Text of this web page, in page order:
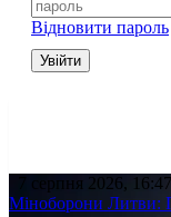
Відновити пароль
Увійти
7 серпня 2026, 16:47
Міноборони Литви: